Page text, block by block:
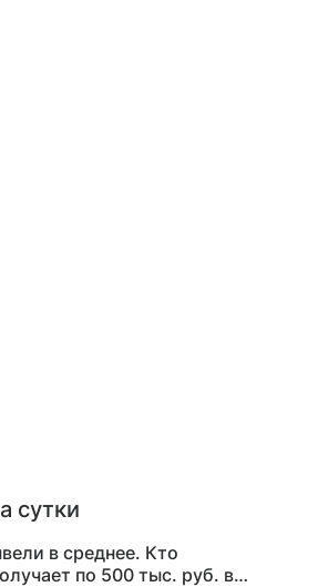
сутки
в среднее. Кто
по 500 тыс. руб. в